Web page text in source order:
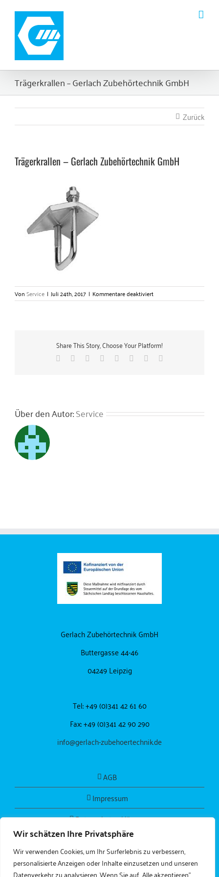
Wir schätzen Ihre Privatsphäre
Wir verwenden Cookies, um Ihr Surferlebnis zu verbessern,
personalisierte Anzeigen oder Inhalte einzusetzen und unseren
Datenverkehr zu analysieren. Wenn Sie auf „Alle akzeptieren"
Inhalt
springen
Trägerkrallen – Gerlach Zubehörtechnik GmbH
Zurück
Trägerkrallen – Gerlach Zubehörtechnik GmbH
VonService | Juli 24th, 2017 | Kommentare deaktiviertfür
Trägerkrallen
Share This Story, Choose Your Platform!
Facebook Reddit LinkedIn
TumblrPinterest
Über den Autor:Service
Gerlach Zubehörtechnik GmbH
Buttergasse 44-46
04249 Leipzig
Tel: +49 (0)341 42 61 60
Fax: +49 (0)341 42 90 290
info@gerlach-zubehoertechnik.de
AGB
Impressum
Datenschutzerklärung